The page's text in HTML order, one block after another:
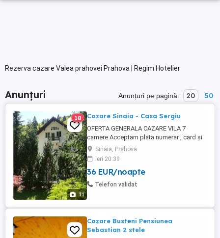
Rezerva cazare Valea prahovei Prahova | Regim Hotelier
Anunțuri Anunțuri pe pagină: 20 50
11
18 Cazare Sinaia - Casa Sergiu
OFERTA GENERALA CAZARE VILA 7
camere Acceptam plata numerar , card și
card de vacanță. Vila cu parter si doua
etaje, este compusa din: - 6 camere cu pat
dublu matrimonia și 1 camera cu 2 paturi
matrimoniale, pentru 4 persoane. televizor
in fiecare camera, Wi-FI, după cum
Sinaia, Prahova
ieri 20:39
36 EUR/noapte
Telefon validat
Cazare Busteni Pensiunea
Sebastian 2 stele